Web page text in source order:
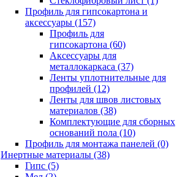
Профиль для гипсокартона и
аксессуары (157)
Профиль для
гипсокартона (60)
Аксессуары для
металлокаркаса (37)
Ленты уплотнительные для
профилей (12)
Ленты для швов листовых
материалов (38)
Комплектующие для сборных
оснований пола (10)
Профиль для монтажа панелей (0)
Инертные материалы (38)
Гипс (5)